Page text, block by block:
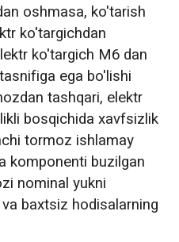
oshmasa, ko'tarish
ko'targichdan
ko'targich M6 dan
ega bo'lishi
tashqari, elektr
bosqichida xavfsizlik
tormoz ishlamay
komponenti buzilgan
nominal yukni
baxtsiz hodisalarning